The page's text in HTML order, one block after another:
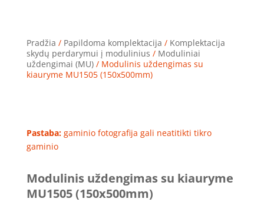
Pradžia / Papildoma komplektacija / Komplektacija
skydų perdarymui į modulinius / Moduliniai
uždengimai (MU)/ Modulinis uždengimas su
kiauryme MU1505 (150x500mm)
Pastaba:gaminio fotografija gali neatitikti tikro
gaminio
Modulinis uždengimas su kiauryme
MU1505 (150x500mm)